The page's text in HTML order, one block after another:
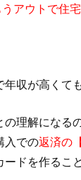
アウトで住
収が高くて
理解になる
入での返済の
ドを作るこ